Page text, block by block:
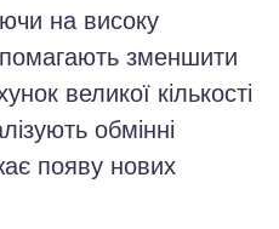
на високу
зменшити
великої кількості
обмінні
появу нових